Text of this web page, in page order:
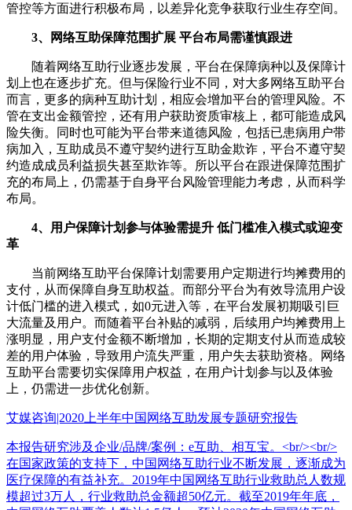
管控等方面进行积极布局，以差异化竞争获取行业生存空间。
3、网络互助保障范围扩展 平台布局需谨慎跟进
随着网络互助行业逐步发展，平台在保障病种以及保障计
划上也在逐步扩充。但与保险行业不同，对大多网络互助平台
而言，更多的病种互助计划，相应会增加平台的管理风险。不
管在支出金额管控，还有用户获助资质审核上，都可能造成风
险失衡。同时也可能为平台带来道德风险，包括已患病用户带
病加入，互助成员不遵守契约进行互助金欺诈，平台不遵守契
约造成成员利益损失甚至欺诈等。所以平台在跟进保障范围扩
充的布局上，仍需基于自身平台风险管理能力考虑，从而科学
布局。
4、用户保障计划参与体验需提升 低门槛准入模式或迎变
革
当前网络互助平台保障计划需要用户定期进行均摊费用的
支付，从而保障自身互助权益。而部分平台为有效导流用户设
计低门槛的进入模式，如0元进入等，在平台发展初期吸引巨
大流量及用户。而随着平台补贴的减弱，后续用户均摊费用上
涨明显，用户支付金额不断增加，长期的定期支付从而造成较
差的用户体验，导致用户流失严重，用户失去获助资格。网络
互助平台需要切实保障用户权益，在用户计划参与以及体验
上，仍需进一步优化创新。
艾媒咨询|2020上半年中国网络互助发展专题研究报告
本报告研究涉及企业/品牌/案例：e互助、相互宝。<br/><br/>
在国家政策的支持下，中国网络互助行业不断发展，逐渐成为
医疗保障的有益补充。2019年中国网络互助行业救助总人数规
模超过3万人，行业救助总金额超50亿元。截至2019年年底，